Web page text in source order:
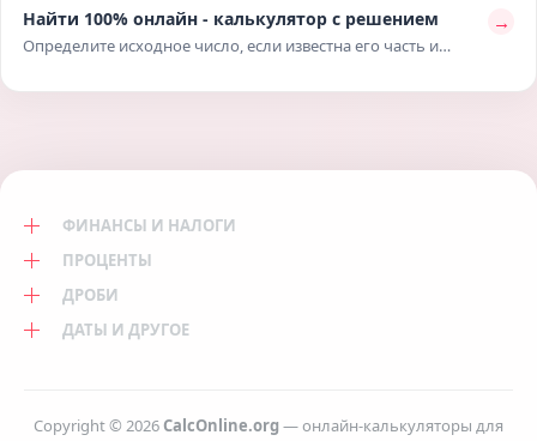
Расчёт поможет спланировать подготовку, понять
недостающий балл и оценить шансы на нужную отметку.
Найти 100% онлайн - калькулятор с решением
Определите исходное число, если известна его часть и
заданной доле, подставит числа в формулу и поможет
→
ФИНАНСЫ И НАЛОГИ
ПРОЦЕНТЫ
ДРОБИ
ДАТЫ И ДРУГОЕ
Copyright © 2026 CalcOnline.org— онлайн-калькуляторы для